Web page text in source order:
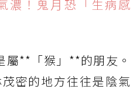
濃！鬼月恐「生病感
屬**「猴」**的朋友。
密的地方往往是陰氣